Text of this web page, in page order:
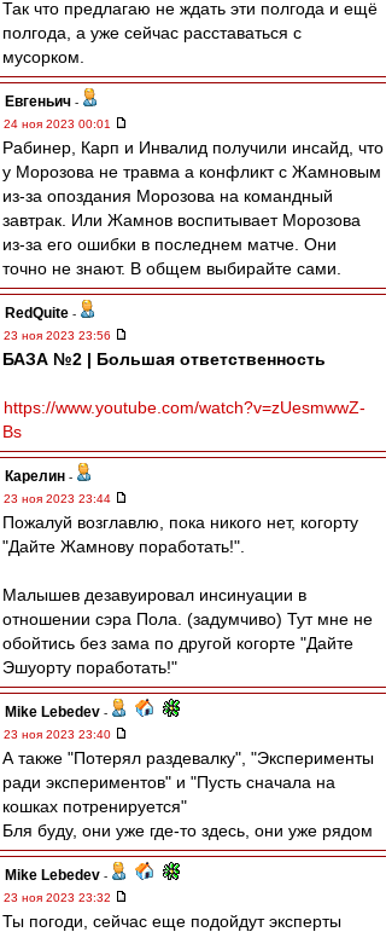
Так что предлагаю не ждать эти полгода и ещё
полгода, а уже сейчас расставаться с
мусорком.
Евгеньич -
24 ноя 2023 00:01
Рабинер, Карп и Инвалид получили инсайд, что
у Морозова не травма а конфликт с Жамновым
из-за опоздания Морозова на командный
завтрак. Или Жамнов воспитывает Морозова
из-за его ошибки в последнем матче. Они
точно не знают. В общем выбирайте сами.
RedQuite -
23 ноя 2023 23:56
БАЗА №2 | Большая ответственность
https://www.youtube.com/watch?v=zUesmwwZ-
Bs
Карелин -
23 ноя 2023 23:44
Пожалуй возглавлю, пока никого нет, когорту
"Дайте Жамнову поработать!".
Малышев дезавуировал инсинуации в
отношении сэра Пола. (задумчиво) Тут мне не
обойтись без зама по другой когорте "Дайте
Эшуорту поработать!"
Mike Lebedev -
23 ноя 2023 23:40
А также "Потерял раздевалку", "Эксперименты
ради экспериментов" и "Пусть сначала на
кошках потренируется"
Бля буду, они уже где-то здесь, они уже рядом
Mike Lebedev -
23 ноя 2023 23:32
Ты погоди, сейчас еще подойдут эксперты